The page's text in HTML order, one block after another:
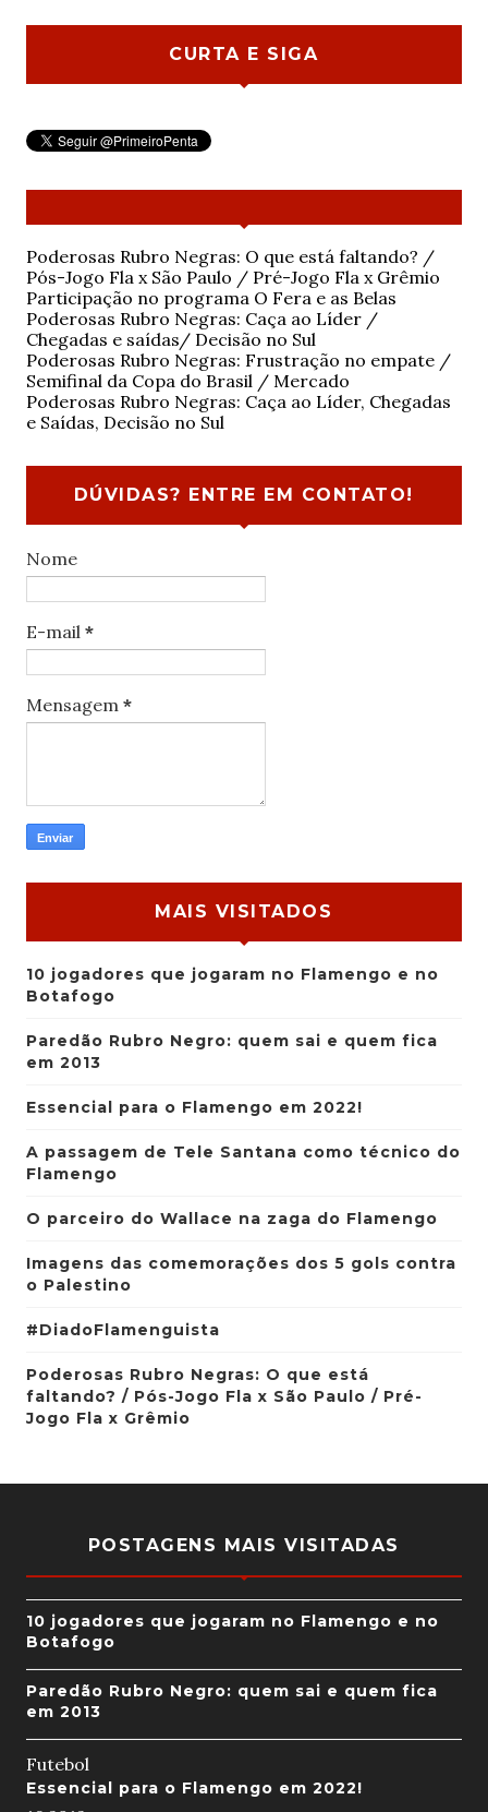
CURTA E SIGA
Poderosas Rubro Negras: O que está faltando? /
Pós-Jogo Fla x São Paulo / Pré-Jogo Fla x Grêmio
Participação no programa O Fera e as Belas
Poderosas Rubro Negras: Caça ao Líder /
Chegadas e saídas/ Decisão no Sul
Poderosas Rubro Negras: Frustração no empate /
Semifinal da Copa do Brasil / Mercado
Poderosas Rubro Negras: Caça ao Líder, Chegadas
e Saídas, Decisão no Sul
DÚVIDAS? ENTRE EM CONTATO!
Nome
E-mail *
Mensagem *
MAIS VISITADOS
10 jogadores que jogaram no Flamengo e no
Botafogo
Paredão Rubro Negro: quem sai e quem fica
em 2013
Essencial para o Flamengo em 2022!
A passagem de Tele Santana como técnico do
Flamengo
O parceiro do Wallace na zaga do Flamengo
Imagens das comemorações dos 5 gols contra
o Palestino
#DiadoFlamenguista
Poderosas Rubro Negras: O que está
faltando? / Pós-Jogo Fla x São Paulo / Pré-
Jogo Fla x Grêmio
POSTAGENS MAIS VISITADAS
10 jogadores que jogaram no Flamengo e no
Botafogo
Paredão Rubro Negro: quem sai e quem fica
em 2013
Futebol
Essencial para o Flamengo em 2022!